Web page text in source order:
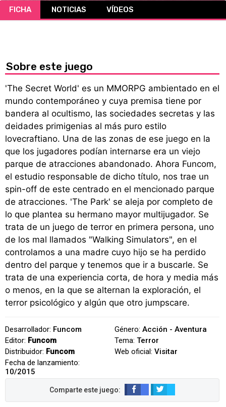
FICHA NOTICIAS VÍDEOS
Sobre este juego
'The Secret World' es un MMORPG ambientado en el
mundo contemporáneo y cuya premisa tiene por
bandera al ocultismo, las sociedades secretas y las
deidades primigenias al más puro estilo
lovecraftiano. Una de las zonas de ese juego en la
que los jugadores podían internarse era un viejo
parque de atracciones abandonado. Ahora Funcom,
el estudio responsable de dicho título, nos trae un
spin-off de este centrado en el mencionado parque
de atracciones. 'The Park' se aleja por completo de
lo que plantea su hermano mayor multijugador. Se
trata de un juego de terror en primera persona, uno
de los mal llamados "Walking Simulators", en el
controlamos a una madre cuyo hijo se ha perdido
dentro del parque y tenemos que ir a buscarle. Se
trata de una experiencia corta, de hora y media más
o menos, en la que se alternan la exploración, el
terror psicológico y algún que otro jumpscare.
Desarrollador: Funcom
Editor: Funcom
Distribuidor: Funcom
Fecha de lanzamiento:
10/2015
Género: Acción - Aventura
Tema: Terror
Web oficial: Visitar